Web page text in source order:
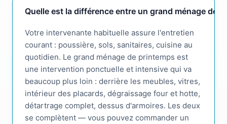
Quelle est la différence entre un grand ménage de
Votre intervenante habituelle assure l'entretien
courant : poussière, sols, sanitaires, cuisine au
quotidien. Le grand ménage de printemps est
une intervention ponctuelle et intensive qui va
beaucoup plus loin : derrière les meubles, vitres,
intérieur des placards, dégraissage four et hotte,
détartrage complet, dessus d'armoires. Les deux
se complètent — vous pouvez commander un